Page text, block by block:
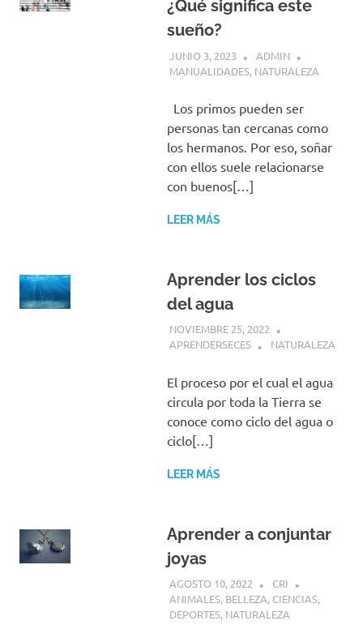
¿Qué significa este
sueño?
JUNIO 3, 2023
ADMIN
MANUALIDADES, NATURALEZA
Los primos pueden ser
personas tan cercanas como
los hermanos. Por eso, soñar
con ellos suele relacionarse
con buenos[…]
LEER MÁS
Aprender los ciclos
del agua
NOVIEMBRE 25, 2022
APRENDERSECES
NATURALEZA
El proceso por el cual el agua
circula por toda la Tierra se
conoce como ciclo del agua o
ciclo[…]
LEER MÁS
Aprender a conjuntar
joyas
AGOSTO 10, 2022
CRI
ANIMALES, BELLEZA, CIENCIAS,
DEPORTES, NATURALEZA